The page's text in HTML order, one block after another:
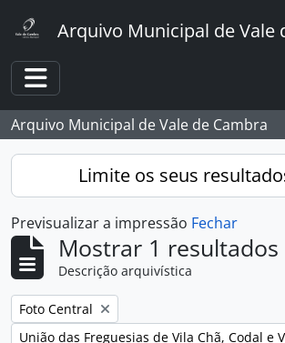
Arquivo Municipal de Vale
Toggle navigation
Arquivo Municipal de Vale de Cambra
Limite os seus
Previsualizar a impressão Fechar
Mostrar 1 resultados
Descrição arquivística
Remover filtro:
Foto Central
Remover filtro: